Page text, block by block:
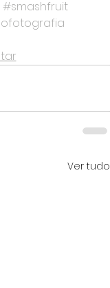
#smashfruit
Ver tudo